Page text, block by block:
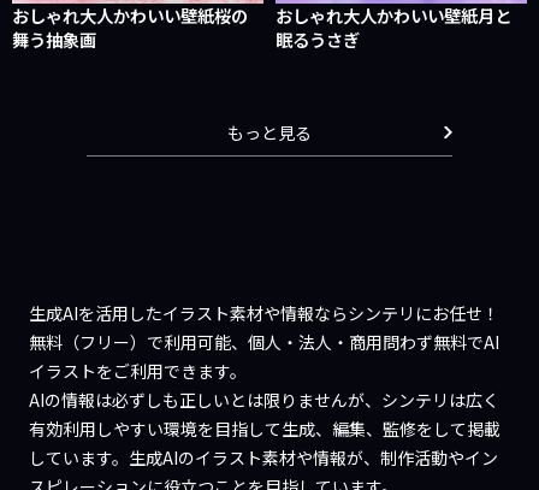
おしゃれ大人かわいい壁紙桜の
舞う抽象画
おしゃれ大人かわいい壁紙月と
眠るうさぎ
もっと見る
生成AIを活用したイラスト素材や情報ならシンテリにお任せ！
無料（フリー）で利用可能、個人・法人・商用問わず無料でAI
イラストをご利用できます。
AIの情報は必ずしも正しいとは限りませんが、シンテリは広く
有効利用しやすい環境を目指して生成、編集、監修をして掲載
しています。生成AIのイラスト素材や情報が、制作活動やイン